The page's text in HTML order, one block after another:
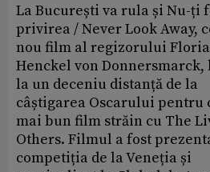
La București va rula și Nu-ți
privirea / Never Look Away,
nou film al regizorului
Henckel von Donnersmarck,
la un deceniu distanță de la
câștigarea Oscarului pentru
mai bun film străin cu The
Others. Filmul a fost
competiția de la Veneția și